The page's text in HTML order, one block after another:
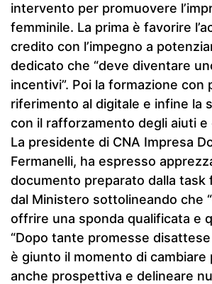
intervento per promuovere
femminile. La prima è favorire
credito con l’impegno a
dedicato che “deve diventare
incentivi”. Poi la formazione con
riferimento al digitale e infine la
con il rafforzamento degli aiuti e
La presidente di CNA Impresa
Fermanelli, ha espresso
documento preparato dalla task
dal Ministero sottolineando che
offrire una sponda qualificata e
“Dopo tante promesse
è giunto il momento di cambiare
anche prospettiva e delineare